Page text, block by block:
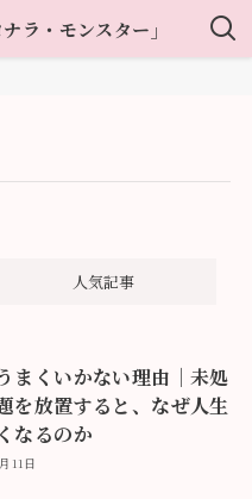
ラ・モンスター」
人気記事
まくいかない理由｜未処
を放置すると、なぜ人生
なるのか
11日